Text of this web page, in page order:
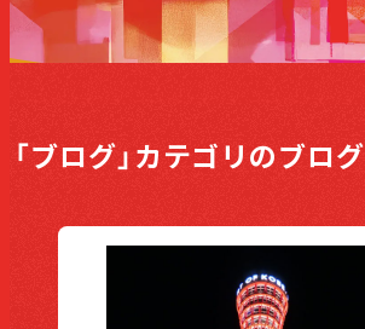
「ブログ」カテゴリのブログ